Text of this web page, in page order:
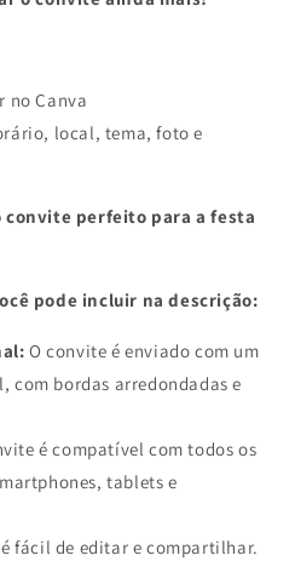
no Canva
local, tema, foto e
convite perfeito para a festa
pode incluir na descrição:
O convite é enviado com um
com bordas arredondadas e
é compatível com todos os
tablets e
fácil de editar e compartilhar.